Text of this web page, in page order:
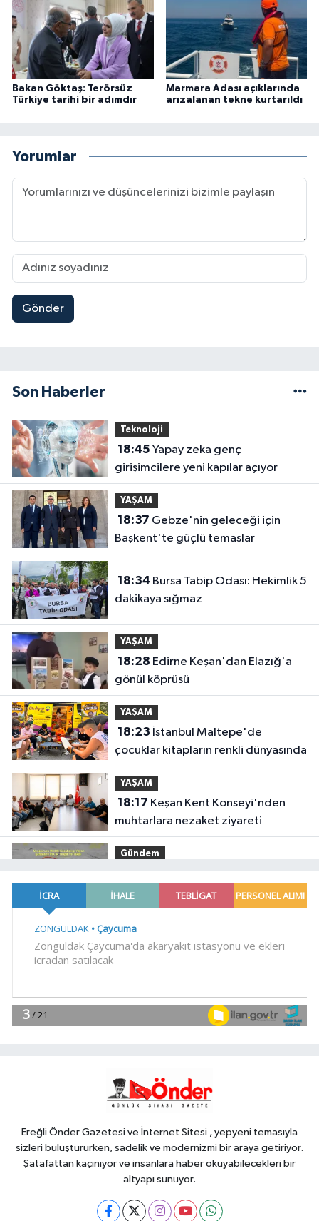
Bakan Göktaş: Terörsüz
Türkiye tarihi bir adımdır
Marmara Adası açıklarında
arızalanan tekne kurtarıldı
Yorumlar
Gönder
Son Haberler
Teknoloji
18:45
girişimcilere yeni kapılar açıyor
YAŞAM
18:37
Başkent'te güçlü temaslar
18:34
dakikaya sığmaz
YAŞAM
18:28
gönül köprüsü
YAŞAM
18:23
çocuklar kitapların renkli dünyasında
YAŞAM
18:17
muhtarlara nezaket ziyareti
Gündem
operasyonda 253 kilo esrar ele
geçirildi
18:06İzmir Karabağlar Meclisi'nde
17:51
için kura çekimi gerçekleştirildi
Ereğli Önder Gazetesi ve İnternet Sitesi , yepyeni temasıyla
sizleri buluştururken, sadelik ve modernizmi bir araya getiriyor.
Şatafattan kaçınıyor ve insanlara haber okuyabilecekleri bir
altyapı sunuyor.